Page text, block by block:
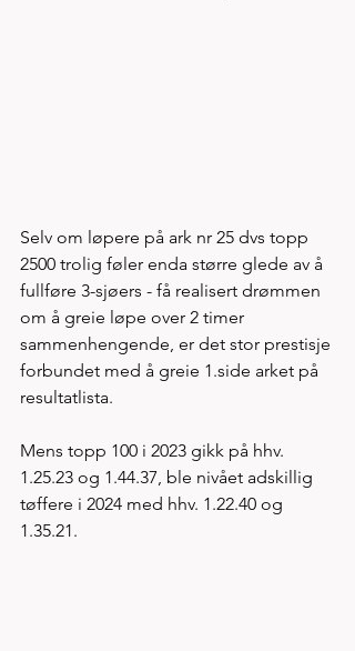
Selv om løpere på ark nr 25 dvs topp
2500 trolig føler enda større glede av å
fullføre 3-sjøers - få realisert drømmen
om å greie løpe over 2 timer
sammenhengende, er det stor prestisje
forbundet med å greie 1.side arket på
resultatlista.
Mens topp 100 i 2023 gikk på hhv.
1.25.23 og 1.44.37, ble nivået adskillig
tøffere i 2024 med hhv. 1.22.40 og
1.35.21.